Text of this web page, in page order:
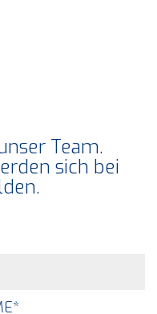
Team.
sich bei
*